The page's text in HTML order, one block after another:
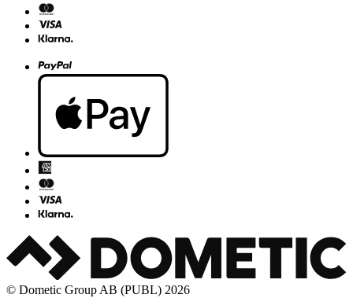
© Dometic Group AB (PUBL) 2026